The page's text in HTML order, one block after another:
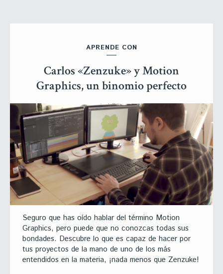
APRENDE CON
Carlos «Zenzuke» y Motion
Graphics, un binomio perfecto
Seguro que has oído hablar del término Motion
Graphics, pero puede que no conozcas todas sus
bondades. Descubre lo que es capaz de hacer por
tus proyectos de la mano de uno de los más
entendidos en la materia, ¡nada menos que Zenzuke!